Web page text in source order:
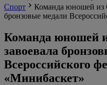
Спорт
Команда юношей из
бронзовые медали
Команда юношей
завоевала
Всероссийского
«Минибаскет»